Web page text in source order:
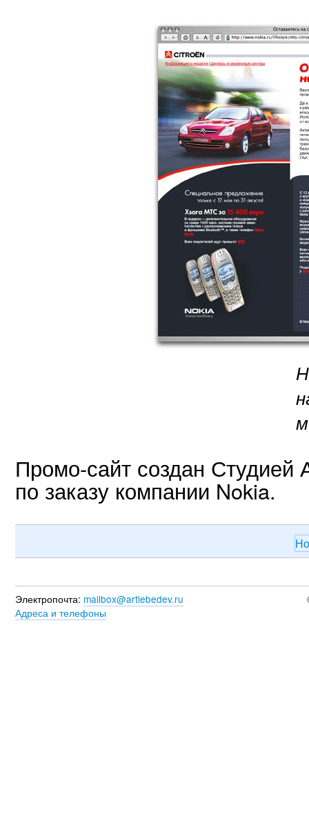
Промо-сайт создан Студией
по заказу компании Nokia.
Электропочта: mailbox@artlebedev.ru
Адреса и телефоны